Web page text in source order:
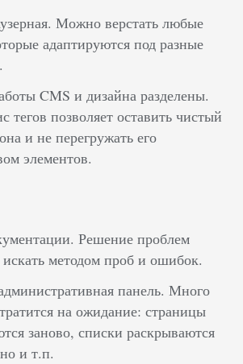
Можно верстать любые
адаптируются под разные
CMS и дизайна разделены.
тегов позволяет оставить чистый
и не перегружать его
элементов.
Решение проблем
искать методом проб и ошибок.
панель. Много
на ожидание: страницы
заново, списки раскрываются
и т.п.